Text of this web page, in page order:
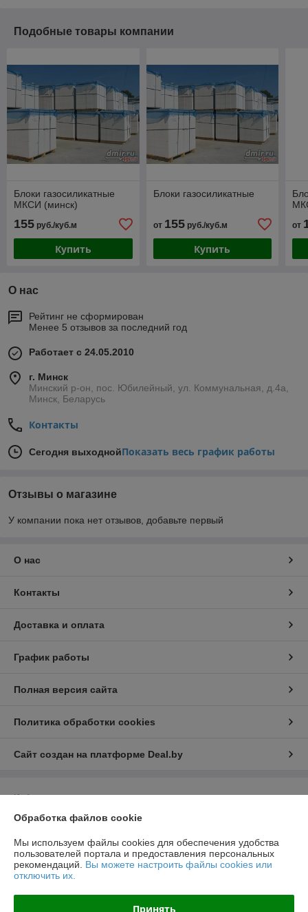
Подобные товары компании
Блоки газосиликатные
МКСИ (минск)
155 руб./куб.м
Купить
Блоки газосиликатные
от 155руб./куб.м
Купить
от
О нас
Рейтинг не сформирован
Менее 5 отзывов за последний год
Работает с 24.05.2010
г. Минск
Минский р-он, пос. Юбилейный, ул. Коммунальная, д.4а,
Минск, Беларусь
Контакты
Сегодня выходнойПоказать весь график работы
Отзывы о магазине
У компании пока нет отзывов, добавьте первый
О нас
Контакты
Доставка и оплата
График работы
Полная версия сайта
Политика обработки cookies
Сайт создан на платформе Deal.by
Информация для покупателя
Юридическое лицо:Общество с ограниченной ответственностью
Минская обл, Минский р-н, п.Юбилейный, ул. Коммунальная, д.4а/7
Регистрационный номер ЕГР: 690637053
Регистрационный орган: Минский облисполком
Обработка файлов cookie
Мы используем файлы cookies для обеспечения удобства
пользователей портала и предоставления персональных
рекомендаций. Вы можете настроить файлы cookies или
отключить их.
Принять